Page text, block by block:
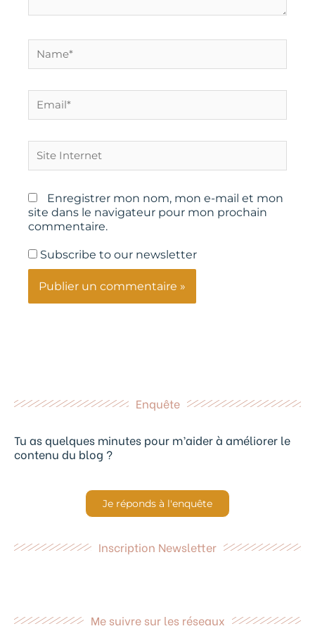
Internet
Enregistrer mon nom, mon e-mail et mon
site dans le navigateur pour mon prochain
commentaire.
Subscribe to our newsletter
Enquête
Tu as quelques minutes pour m’aider à améliorer le
contenu du blog ?
Je réponds à l'enquête
Inscription Newsletter
Me suivre sur les réseaux